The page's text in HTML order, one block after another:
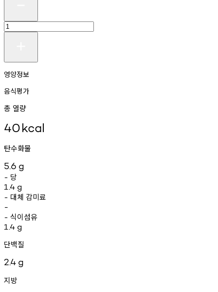
영양정보
음식평가
총 열량
40kcal
탄수화물
5.6 g
- 당
1.4 g
- 대체 감미료
-
- 식이섬유
1.4 g
단백질
2.4 g
지방